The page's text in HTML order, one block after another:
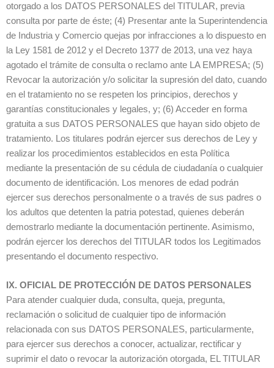
otorgado a los DATOS PERSONALES del TITULAR, previa
consulta por parte de éste; (4) Presentar ante la Superintendencia
de Industria y Comercio quejas por infracciones a lo dispuesto en
la Ley 1581 de 2012 y el Decreto 1377 de 2013, una vez haya
agotado el trámite de consulta o reclamo ante LA EMPRESA; (5)
Revocar la autorización y/o solicitar la supresión del dato, cuando
en el tratamiento no se respeten los principios, derechos y
garantías constitucionales y legales, y; (6) Acceder en forma
gratuita a sus DATOS PERSONALES que hayan sido objeto de
tratamiento. Los titulares podrán ejercer sus derechos de Ley y
realizar los procedimientos establecidos en esta Política
mediante la presentación de su cédula de ciudadanía o cualquier
documento de identificación. Los menores de edad podrán
ejercer sus derechos personalmente o a través de sus padres o
los adultos que detenten la patria potestad, quienes deberán
demostrarlo mediante la documentación pertinente. Asimismo,
podrán ejercer los derechos del TITULAR todos los Legitimados
presentando el documento respectivo.
IX. OFICIAL DE PROTECCIÓN DE DATOS PERSONALES
Para atender cualquier duda, consulta, queja, pregunta,
reclamación o solicitud de cualquier tipo de información
relacionada con sus DATOS PERSONALES, particularmente,
para ejercer sus derechos a conocer, actualizar, rectificar y
suprimir el dato o revocar la autorización otorgada, EL TITULAR